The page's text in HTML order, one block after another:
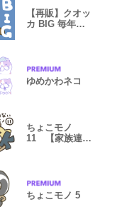
【再販】クオッ
カ BIG 毎年使
ゆめかわネコ
ちょこモノ
11 【家族連
ちょこモノ 5